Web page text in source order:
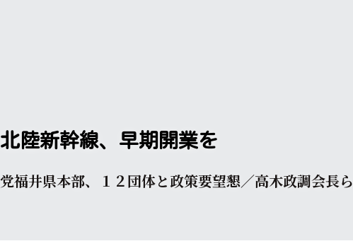
北陸新幹線、早期開業を
党福井県本部、１２団体と政策要望懇／高木政調会長ら